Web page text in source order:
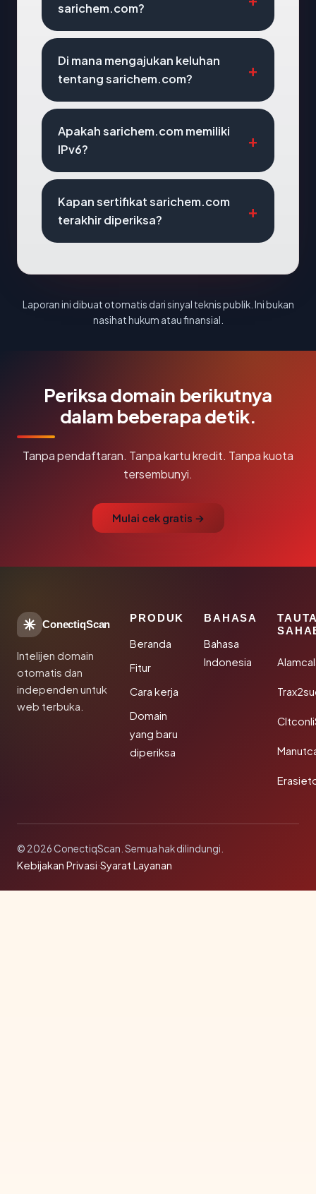
sarichem.com?
Di mana mengajukan keluhan
tentang sarichem.com?
Apakah sarichem.com memiliki
IPv6?
Kapan sertifikat sarichem.com
terakhir diperiksa?
Laporan ini dibuat otomatis dari sinyal teknis publik. Ini bukan
nasihat hukum atau finansial.
Periksa domain berikutnya
dalam beberapa detik.
Tanpa pendaftaran. Tanpa kartu kredit. Tanpa kuota
tersembunyi.
Mulai cek gratis →
ConectiqScan
Intelijen domain
otomatis dan
independen untuk
web terbuka.
PRODUK
Beranda
Fitur
Cara kerja
Domain
yang baru
diperiksa
BAHASA
Bahasa
Indonesia
© 2026 ConectiqScan. Semua hak dilindungi.
Kebijakan Privasi·Syarat Layanan